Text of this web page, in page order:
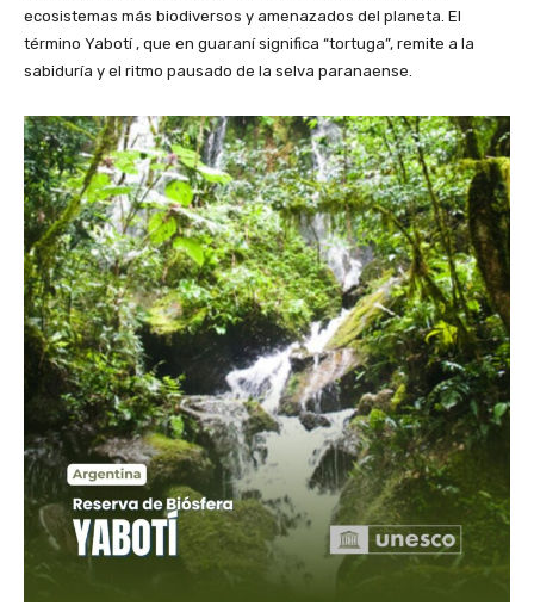
ecosistemas más biodiversos y amenazados del planeta. El
término Yabotí , que en guaraní significa “tortuga”, remite a la
sabiduría y el ritmo pausado de la selva paranaense.